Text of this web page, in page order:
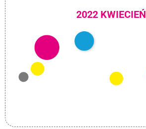
2022 KWIECIEŃ